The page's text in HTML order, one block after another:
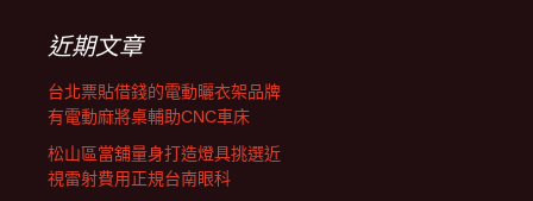
近期文章
台北票貼借錢的電動曬衣架品牌
有電動麻將桌輔助CNC車床
松山區當舖量身打造燈具挑選近
視雷射費用正規台南眼科